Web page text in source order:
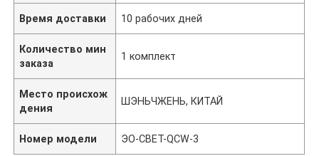
Время доставки 10 рабочих дней
Количество мин
заказа
1 комплект
Место происхож
дения
ШЭНЬЧЖЕНЬ, КИТАЙ
Номер модели ЭО-СВЕТ-QCW-3